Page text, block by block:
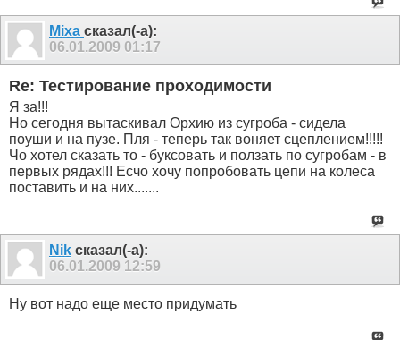
Mixa сказал(-а):
06.01.2009 01:17
Re: Тестирование проходимости
Я за!!!
Но сегодня вытаскивал Орхию из сугроба - сидела
поуши и на пузе. Пля - теперь так воняет сцеплением!!!!!
Чо хотел сказать то - буксовать и ползать по сугробам - в
первых рядах!!! Есчо хочу попробовать цепи на колеса
поставить и на них.......
Nik сказал(-а):
06.01.2009 12:59
Ну вот надо еще место придумать